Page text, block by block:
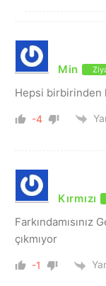
Min
Hepsi birbirinden
-4
Kırmızı
çıkmıyor
-1